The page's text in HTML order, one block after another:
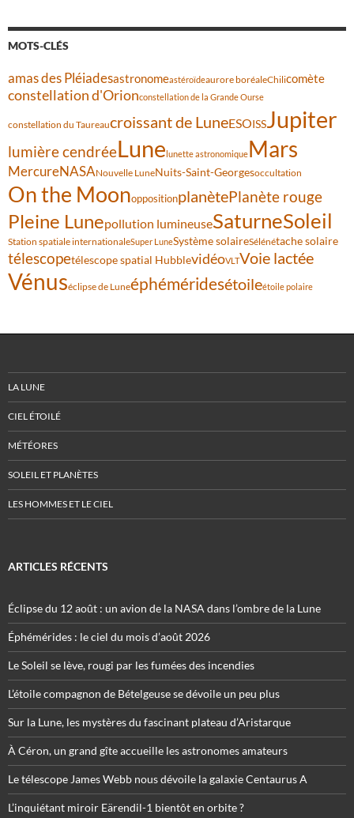
MOTS-CLÉS
amas des Pléiadesastronomeastéroïdeaurore boréaleChilicomète
constellation d'Orionconstellation de la Grande Ourse
constellation du Taureaucroissant de LuneESOISSJupiter
lumière cendréeLunelunette astronomiqueMars
MercureNASANouvelle LuneNuits-Saint-Georgesoccultation
On the MoonoppositionplanètePlanète rouge
Pleine Lunepollution lumineuseSaturneSoleil
Station spatiale internationaleSuper LuneSystème solaireSélénétache solaire
télescopetélescope spatial HubblevidéoVLTVoie lactée
Vénuséclipse de Luneéphéméridesétoileétoile polaire
LA LUNE
CIEL ÉTOILÉ
MÉTÉORES
SOLEIL ET PLANÈTES
LES HOMMES ET LE CIEL
ARTICLES RÉCENTS
Éclipse du 12 août : un avion de la NASA dans l’ombre de la Lune
Éphémérides : le ciel du mois d’août 2026
Le Soleil se lève, rougi par les fumées des incendies
L’étoile compagnon de Bételgeuse se dévoile un peu plus
Sur la Lune, les mystères du fascinant plateau d’Aristarque
À Céron, un grand gîte accueille les astronomes amateurs
Le télescope James Webb nous dévoile la galaxie Centaurus A
L’inquiétant miroir Eärendil-1 bientôt en orbite ?